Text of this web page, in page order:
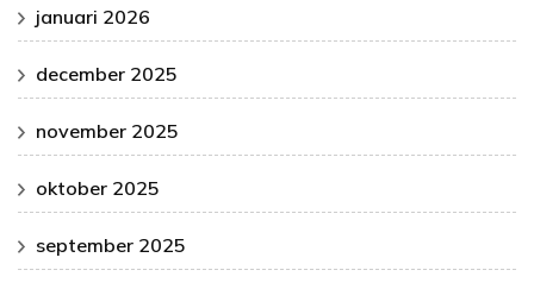
januari 2026
december 2025
november 2025
oktober 2025
september 2025